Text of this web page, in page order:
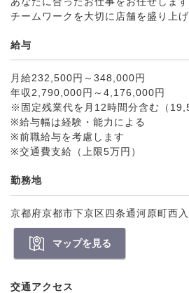
チームワークを大切に店舗を盛り上げ
給与
月給232,500円～348,000円
年収2,790,000円～4,176,000円
※固定残業代を月12時間分含む（
※給与幅は経験・能力による
※前職給与を考慮します
※交通費支給（上限5万円）
勤務地
京都府京都市下京区四条通河原町西
マップを見る
交通アクセス